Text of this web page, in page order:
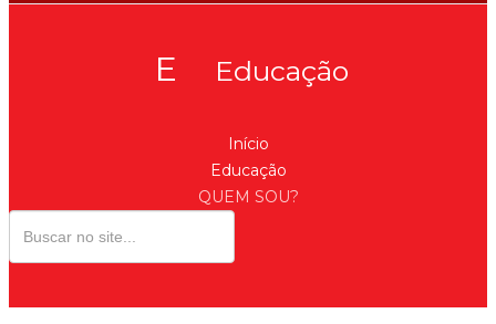
E Educação
Início
Educação
QUEM SOU?